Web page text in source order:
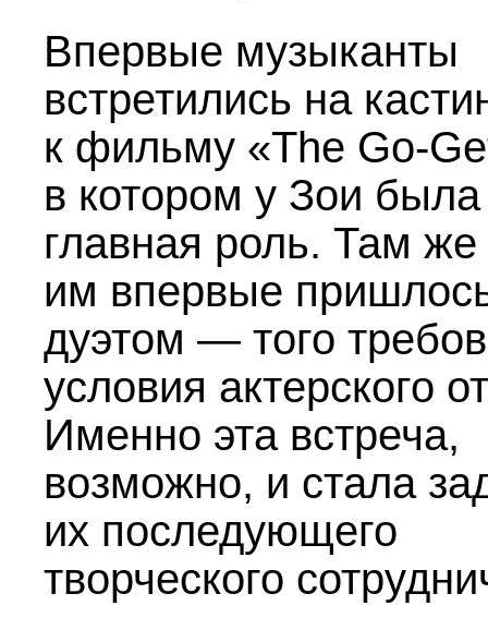
Впервые музыканты
встретились на
к фильму «The Go-
в котором у Зои была
главная роль. Там же
им впервые
дуэтом — того
условия актерского
Именно эта встреча,
возможно, и стала
их последующего
творческого